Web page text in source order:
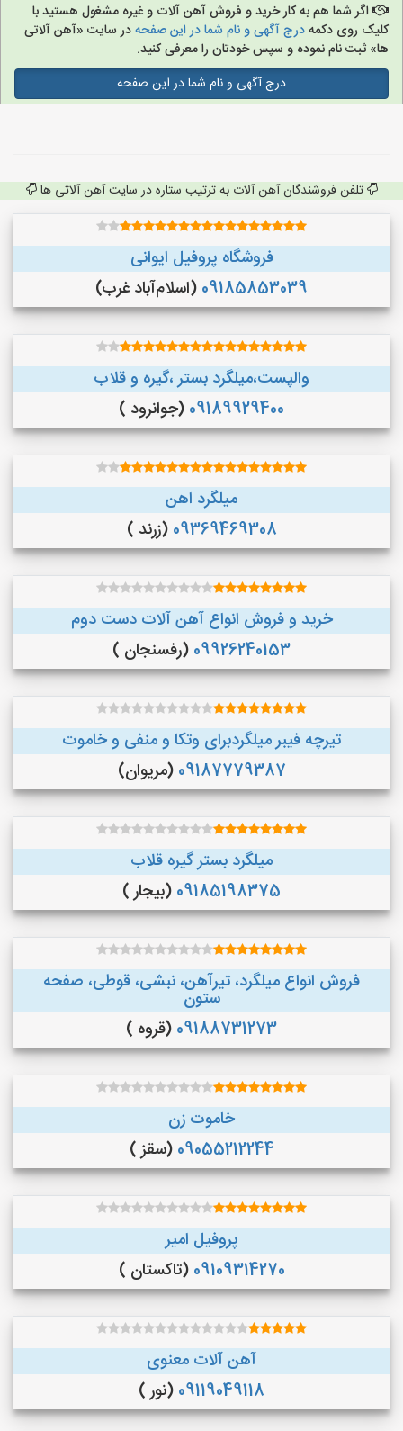
اگر شما هم به کار خرید و فروش آهن آلات و غیره مشغول هستید با
کلیک روی دکمهدرج آگهی و نام شما در این صفحهدر سایت «آهن آلاتی
ها» ثبت نام نموده و سپس خودتان را معرفی کنید.
درج آگهی و نام شما در این صفحه
تلفن فروشندگان آهن آلات به ترتیب ستاره در سایت آهن آلاتی ها
فروشگاه پروفیل ایوانی
09185853039 (اسلام‌آباد غرب)
والپست،میلگرد بستر ،گیره و قلاب
09189929400 (جوانرود )
میلگرد اهن
09369469308 (زرند )
خرید و فروش انواع آهن آلات دست دوم
09926240153 (رفسنجان )
تیرچه فیبر میلگردبرای وتکا و منفی و خاموت
09187779387 (مریوان)
میلگرد بستر گیره قلاب
09185198375 (بیجار )
فروش انواع میلگرد، تیرآهن، نبشی، قوطی، صفحه
ستون
09188731273 (قروه )
خاموت زن
09055212244 (سقز )
پروفیل امیر
09109314270 (تاکستان )
آهن آلات معنوی
09119049118 (نور )